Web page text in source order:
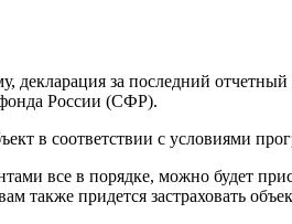
за последний
России (СФР).
в соответствии с условиями
все в порядке, можно будет
также придется застраховать